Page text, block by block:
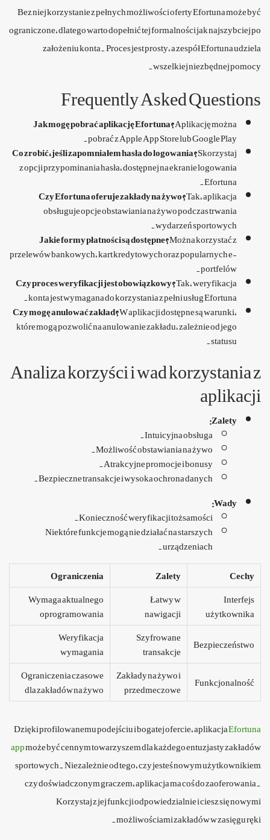
Bez niej korzystanie z pełnych możliwości oferty Efortuna może być
ograniczone, dlatego warto dopełnić tej formalności jak najszybciej po
założeniu konta. Proces jest prosty, a zespół Efortuna udziela
wszelkiej niezbędnej pomocy.
Frequently Asked Questions
Jak mogę pobrać aplikację Efortuna?Aplikację można
pobrać z Apple App Store lub Google Play.
Co zrobić, jeśli zapomniałem hasła do logowania?Skorzystaj
z opcji przypominania hasła, dostępnej na ekranie logowania
Efortuna.
Czy Efortuna oferuje zakłady na żywo?Tak, aplikacja
obsługuje opcje obstawiania na żywo podczas trwania
wydarzeń sportowych.
Jakie formy płatności są dostępne?Można korzystać z
przelewów bankowych, kart kredytowych oraz popularnych e-
portfelów.
Czy proces weryfikacji jest obowiązkowy?Tak, weryfikacja
konta jest wymagana do korzystania z pełni usług Efortuna.
Czy mogę anulować zakład?W aplikacji dostępne są warunki,
które mogą pozwolić na anulowanie zakładu, zależnie od jego
statusu.
Analiza korzyści i wad korzystania z
aplikacji
Zalety:
Intuicyjna obsługa.
Możliwość obstawiania na żywo.
Atrakcyjne promocje i bonusy.
Bezpieczne transakcje i wysoka ochrona danych.
Wady:
Konieczność weryfikacji tożsamości.
Niektóre funkcje mogą nie działać na starszych
urządzeniach.
Cechy
Zalety
Ograniczenia
Interfejs
użytkownika
Łatwy w
nawigacji
Wymaga aktualnego
oprogramowania
Bezpieczeństwo
Szyfrowane
transakcje
Weryfikacja
wymagania
Funkcjonalność
Zakłady na żywo i
przedmeczowe
Ograniczenia czasowe
dla zakładów na żywo
Dzięki profilowanemu podejściu i bogatej ofercie, aplikacjaEfortuna
appmoże być cennym towarzyszem dla każdego entuzjasty zakładów
sportowych. Niezależnie od tego, czy jesteś nowym użytkownikiem
czy doświadczonym graczem, aplikacja ma coś do zaoferowania.
Korzystaj z jej funkcji odpowiedzialnie i ciesz się nowymi
możliwościami zakładów w zasięgu ręki.